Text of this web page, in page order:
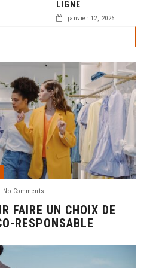
LIGNE
janvier 12, 2026
No Comments
FAIRE UN CHOIX DE
RESPONSABLE